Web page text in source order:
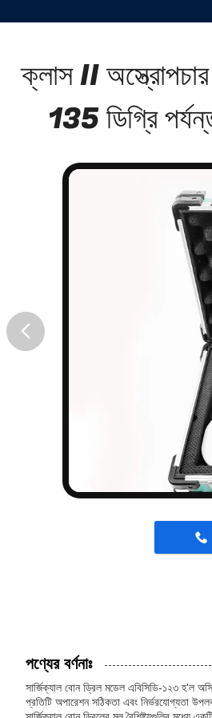
ক্লাস II
135 ডিগ্রি
পণ্যের বর্ণনাঃ
সার্জিক্যাল বোন ড্রিল মডেল এবিসিডি-১২৩ হ'ল
প্রতিটি অপারেশন সঠিকতা এবং নির্ভরযোগ্যতা